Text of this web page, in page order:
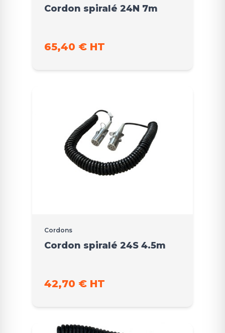
Cordon spiralé 24N 7m
65,40 € HT
Cordons
Cordon spiralé 24S 4.5m
42,70 € HT